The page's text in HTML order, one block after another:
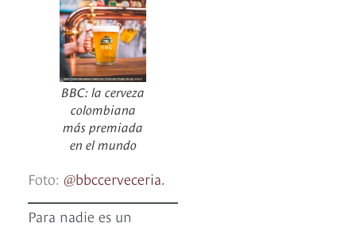
BBC: la cerveza
colombiana
más premiada
en el mundo
Foto: @bbccerveceria.
Para nadie es un